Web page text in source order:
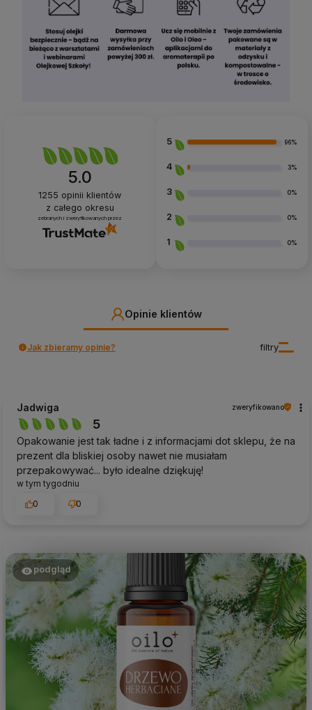
5.0
1255 opinii klientów
z całego okresu
zebranych i zweryfikowanych przez
5 96%
4 3%
3 0%
2 0%
1 0%
Opinie klientów
filtry
Jak zbieramy opinie?
Jadwiga zweryfikowano
5
Opakowanie jest tak ładne i z informacjami dot sklepu, że na
prezent dla bliskiej osoby nawet nie musiałam
przepakowywać... było idealne dziękuję!
w tym tygodniu
0
0
podgląd